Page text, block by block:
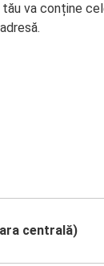
va conține
centrală)